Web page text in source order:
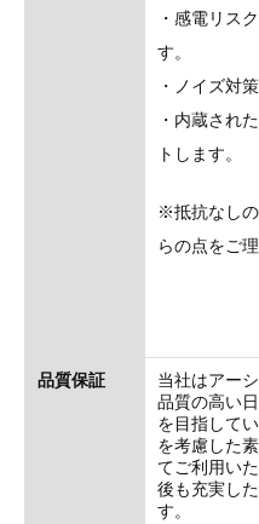
・感電リス
す。
・ノイズ対
・内蔵され
トします。
※抵抗なし
らの点をご
品質保証
当社はアー
品質の高い
を目指して
を考慮した
てご利用い
後も充実し
す。